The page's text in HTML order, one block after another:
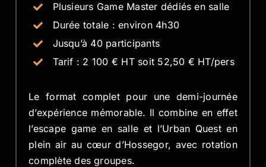
Plusieurs Game Master dédiés en salle
Durée totale : environ 4h30
Jusqu’à 40 participants
Tarif : 2 100 € HT soit 52,50 € HT/pers
Le format complet pour une demi-journée
d’expérience mémorable. Il combine en effet
l’escape game en salle et l’Urban Quest en
plein air au cœur d’Hossegor, avec rotation
complète des groupes.